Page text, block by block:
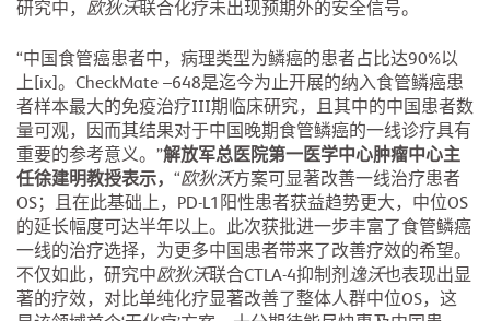
研究中， 欧狄沃联合化疗未出现预期外的安全信号。
“中国食管癌患者中，病理类型为鳞癌的患者占比达90%以
上[ix]。CheckMate –648是迄今为止开展的纳入食管鳞癌患
者样本最大的免疫治疗III期临床研究，且其中的中国患者数
量可观，因而其结果对于中国晚期食管鳞癌的一线诊疗具有
重要的参考意义。”解放军总医院第一医学中心肿瘤中心主
任徐建明教授表示， “欧狄沃方案可显著改善一线治疗患者
OS；且在此基础上，PD-L1阳性患者获益趋势更大，中位OS
的延长幅度可达半年以上。此次获批进一步丰富了食管鳞癌
一线的治疗选择，为更多中国患者带来了改善疗效的希望。
不仅如此，研究中欧狄沃联合CTLA-4抑制剂 逸沃也表现出显
著的疗效，对比单纯化疗显著改善了整体人群中位OS，这